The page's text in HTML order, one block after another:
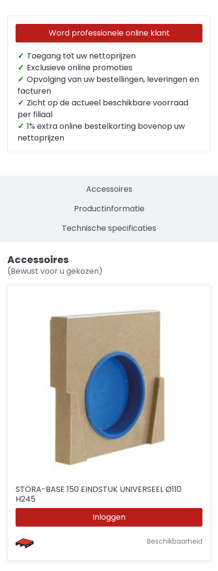
Word professionele online klant
✓ Toegang tot uw nettoprijzen
✓ Exclusieve online promoties
✓ Opvolging van uw bestellingen, leveringen en
facturen
✓ Zicht op de actueel beschikbare voorraad
per filiaal
✓ 1% extra online bestelkorting bovenop uw
nettoprijzen
Accessoires
Productinformatie
Technische specificaties
Accessoires
(Bewust voor u gekozen)
STORA-BASE 150 EINDSTUK UNIVERSEEL Ø110
H245
Inloggen
Beschikbaarheid